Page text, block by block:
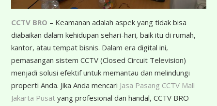
CCTV BRO – Keamanan adalah aspek yang tidak bisa
diabaikan dalam kehidupan sehari-hari, baik itu di rumah,
kantor, atau tempat bisnis. Dalam era digital ini,
pemasangan sistem CCTV (Closed Circuit Television)
menjadi solusi efektif untuk memantau dan melindungi
properti Anda. Jika Anda mencari Jasa Pasang CCTV Mall
Jakarta Pusat yang profesional dan handal, CCTV BRO